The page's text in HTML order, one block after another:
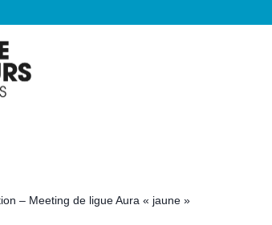
– Meeting de ligue Aura « jaune »